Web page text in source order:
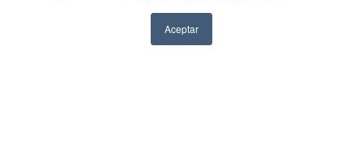
Aceptar
SÍGUENOS EN: